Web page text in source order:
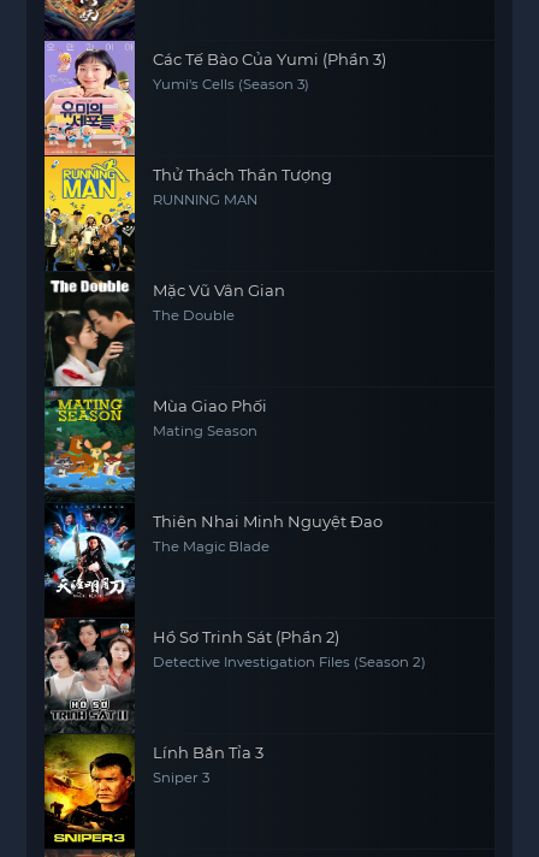
Các Tế Bào Của Yumi (Phần 3)
Yumi's Cells (Season 3)
Thử Thách Thần Tượng
RUNNING MAN
Mặc Vũ Vân Gian
The Double
Mùa Giao Phối
Mating Season
Thiên Nhai Minh Nguyệt Đao
The Magic Blade
Hồ Sơ Trinh Sát (Phần 2)
Detective Investigation Files (Season 2)
Lính Bắn Tỉa 3
Sniper 3